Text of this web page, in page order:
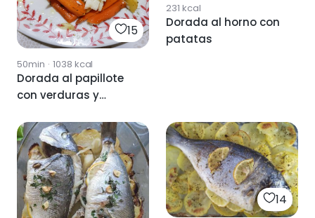
15
50min · 1038 kcal
Dorada al papillote
con verduras y
231 kcal
Dorada al horno con
patatas
14